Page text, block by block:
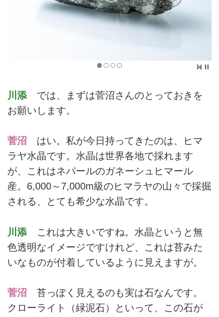
川添 では、まずは菅沼さんのとっておきを
お願いします。
菅沼 はい。私が今日持ってきたのは、ヒマ
ラヤ水晶です。水晶は世界各地で採れます
が、これはネパールのガネーシュヒマール
産。6,000～7,000m級のヒマラヤの山々で採掘
される、とても希少な水晶です。
川添 これは大きいですね。水晶というと無
色透明なイメージですけれど、これは苔みた
いなものが付着しているように見えますが。
菅沼 苔っぽく見えるのも実は石なんです。
クローライト（緑泥石）といって、この石が